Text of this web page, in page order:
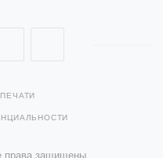
защищены.